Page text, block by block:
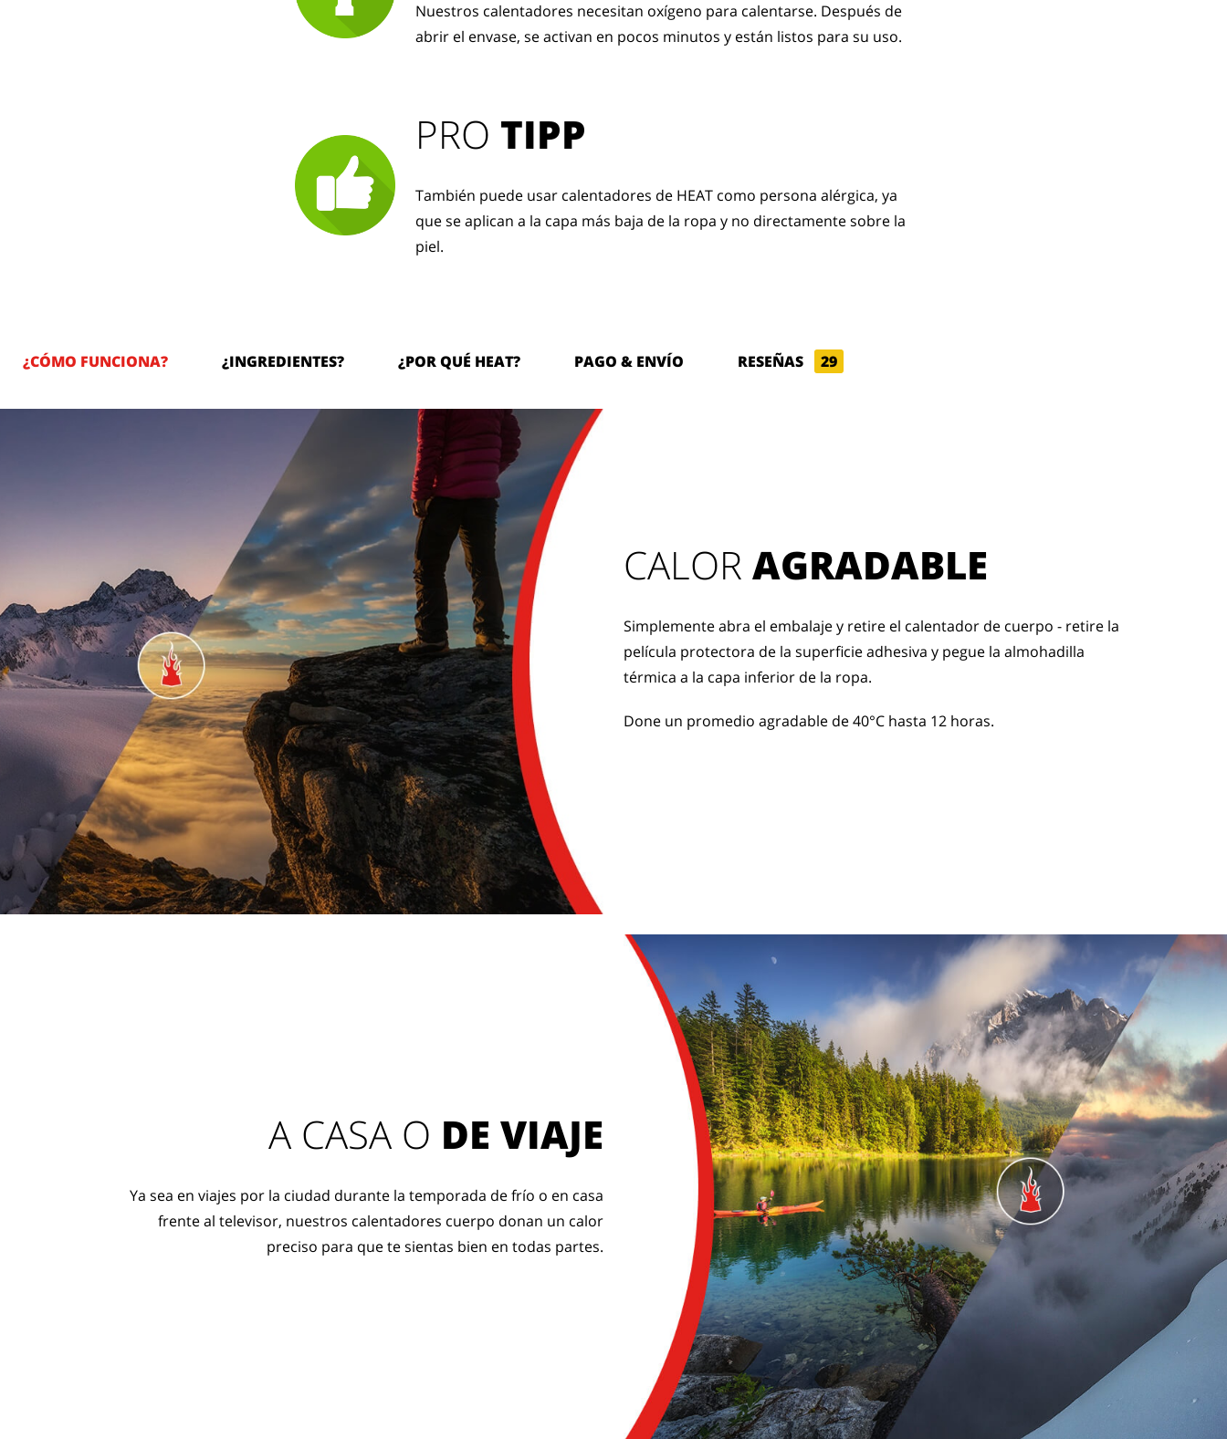
PRO TIPP
También puede usar calentadores de HEAT como persona alérgica, ya
que se aplican a la capa más baja de la ropa y no directamente sobre la
piel.
Nuestros calentadores necesitan oxígeno para calentarse. Después de
abrir el envase, se activan en pocos minutos y están listos para su uso.
¿CÓMO FUNCIONA? ¿INGREDIENTES? ¿POR QUÉ HEAT? PAGO & ENVÍO RESEÑAS 29
A CASA O DE VIAJE
Ya sea en viajes por la ciudad durante la temporada de frío o en casa
frente al televisor, nuestros calentadores cuerpo donan un calor
preciso para que te sientas bien en todas partes.
CALOR AGRADABLE
Simplemente abra el embalaje y retire el calentador de cuerpo - retire la
película protectora de la superficie adhesiva y pegue la almohadilla
térmica a la capa inferior de la ropa.
Done un promedio agradable de 40°C hasta 12 horas.